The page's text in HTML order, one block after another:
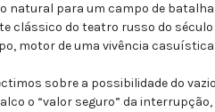
natural para um campo de
clássico do teatro russo do
motor de uma vivência
sobre a possibilidade do
o “valor seguro” da